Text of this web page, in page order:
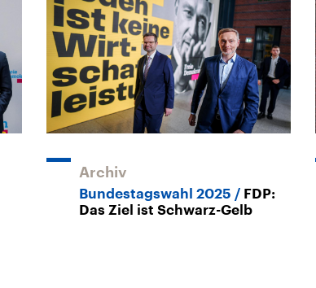
Archiv
Bundestagswahl 2025
FDP:
Das Ziel ist Schwarz-Gelb